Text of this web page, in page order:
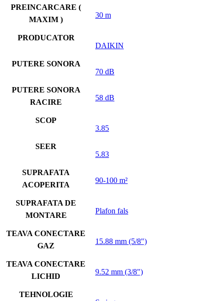
PREINCARCARE (
MAXIM )
30 m
PRODUCATOR
DAIKIN
PUTERE SONORA
70 dB
PUTERE SONORA
RACIRE
58 dB
SCOP
3.85
SEER
5.83
SUPRAFATA
ACOPERITA
90-100 m²
SUPRAFATA DE
MONTARE
Plafon fals
TEAVA CONECTARE
GAZ
15.88 mm (5/8")
TEAVA CONECTARE
LICHID
9.52 mm (3/8")
TEHNOLOGIE